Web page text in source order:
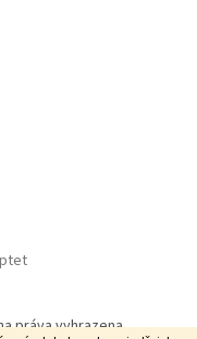
práva vyhrazena.